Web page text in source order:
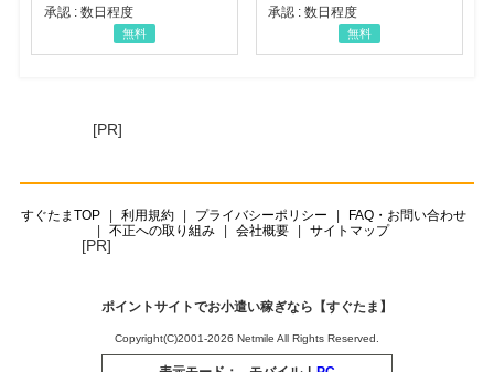
承認 : 数日程度
無料
承認 : 数日程度
無料
[PR]
すぐたまTOP 利用規約 プライバシーポリシー
FAQ・お問い合わせ
不正への取り組み
会社概要 サイトマップ
[PR]
ポイントサイトでお小遣い稼ぎなら【すぐたま】
Copyright(C)2001-2026 Netmile All Rights Reserved.